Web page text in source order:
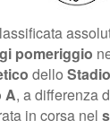
pomeriggio
dello
A, a differenza
in corsa nel